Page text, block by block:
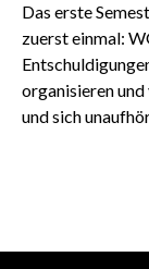
Das erste
zuerst einmal:
organisieren
und sich